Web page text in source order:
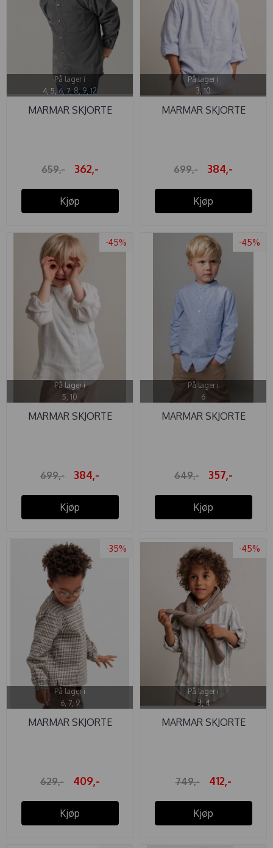
På lager i
4, 5, 6, 7, 8, 9, 12
MARMAR SKJORTE
659,- 362,-
Kjøp
På lager i
3, 10
MARMAR SKJORTE
699,- 384,-
Kjøp
-45%
På lager i
5, 10
MARMAR SKJORTE
699,- 384,-
Kjøp
-45%
På lager i
6
MARMAR SKJORTE
649,- 357,-
Kjøp
-35%
På lager i
6, 7, 9
MARMAR SKJORTE
629,- 409,-
Kjøp
-45%
På lager i
3, 4
MARMAR SKJORTE
749,- 412,-
Kjøp